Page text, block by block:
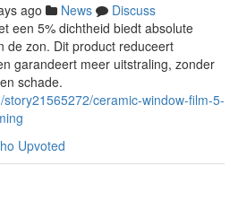
ago News
Discuss
een 5% dichtheid biedt absolute
de zon. Dit product reduceert
garandeert meer uitstraling, zonder
schade.
ceramic-window-film-5-
Upvoted